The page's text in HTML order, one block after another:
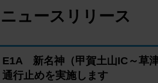
ニュースリリース
E1A 新名神（甲賀土山IC～草
通行止めを実施します